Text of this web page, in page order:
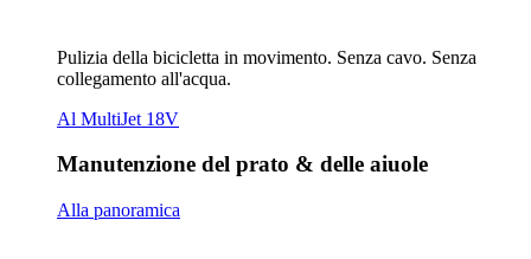
Pulizia della bicicletta in movimento. Senza cavo. Senza
collegamento all'acqua.
Al MultiJet 18V
Manutenzione del prato & delle aiuole
Alla panoramica